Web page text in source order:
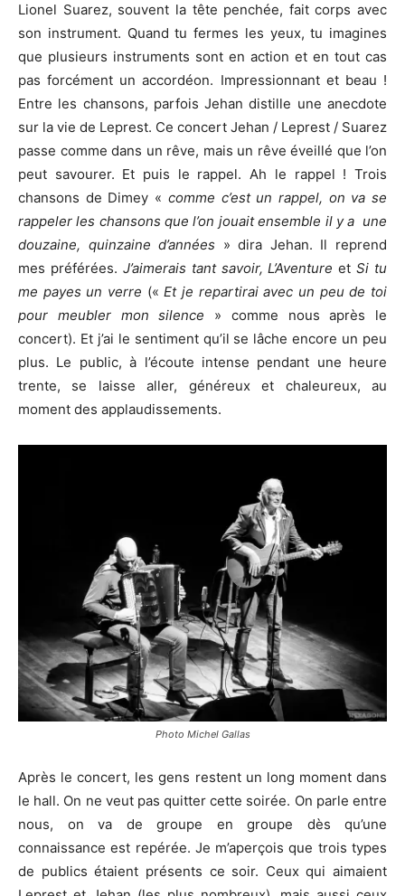
Lionel Suarez, souvent la tête penchée, fait corps avec
son instrument. Quand tu fermes les yeux, tu imagines
que plusieurs instruments sont en action et en tout cas
pas forcément un accordéon. Impressionnant et beau !
Entre les chansons, parfois Jehan distille une anecdote
sur la vie de Leprest. Ce concert Jehan / Leprest / Suarez
passe comme dans un rêve, mais un rêve éveillé que l’on
peut savourer. Et puis le rappel. Ah le rappel ! Trois
chansons de Dimey « comme c’est un rappel, on va se
rappeler les chansons que l’on jouait ensemble il y a une
douzaine, quinzaine d’années » dira Jehan. Il reprend
mes préférées. J’aimerais tant savoir, L’Aventure etSi tu
me payes un verre («Et je repartirai avec un peu de toi
pour meubler mon silence » comme nous après le
concert). Et j’ai le sentiment qu’il se lâche encore un peu
plus. Le public, à l’écoute intense pendant une heure
trente, se laisse aller, généreux et chaleureux, au
moment des applaudissements.
Photo Michel Gallas
Après le concert, les gens restent un long moment dans
le hall. On ne veut pas quitter cette soirée. On parle entre
nous, on va de groupe en groupe dès qu’une
connaissance est repérée. Je m’aperçois que trois types
de publics étaient présents ce soir. Ceux qui aimaient